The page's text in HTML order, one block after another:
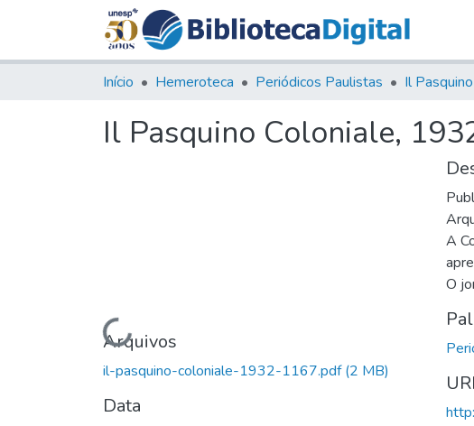
Início Hemeroteca Periódicos Paulistas Il
Il Pasquino Coloniale,
Carregando...
Arquivos
il-pasquino-coloniale-1932-1167.pdf(2 MB)
Data
A
O
URI